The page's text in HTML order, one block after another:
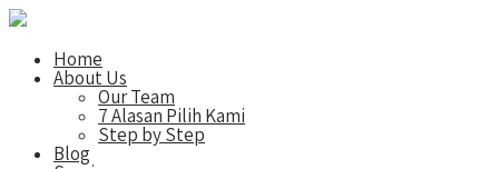
Home
About Us
Our Team
7 Alasan Pilih Kami
Step by Step
Blog